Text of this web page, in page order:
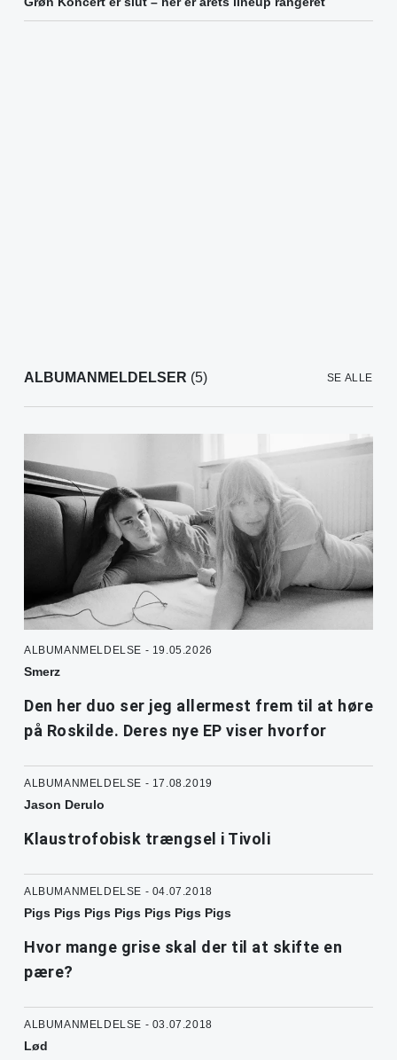
ALBUMANMELDELSER (5) SE ALLE
ALBUMANMELDELSE - 19.05.2026
Smerz
Den her duo ser jeg allermest frem til at høre
på Roskilde. Deres nye EP viser hvorfor
ALBUMANMELDELSE - 17.08.2019
Jason Derulo
Klaustrofobisk trængsel i Tivoli
ALBUMANMELDELSE - 04.07.2018
Pigs Pigs Pigs Pigs Pigs Pigs Pigs
Hvor mange grise skal der til at skifte en
pære?
ALBUMANMELDELSE - 03.07.2018
Lød